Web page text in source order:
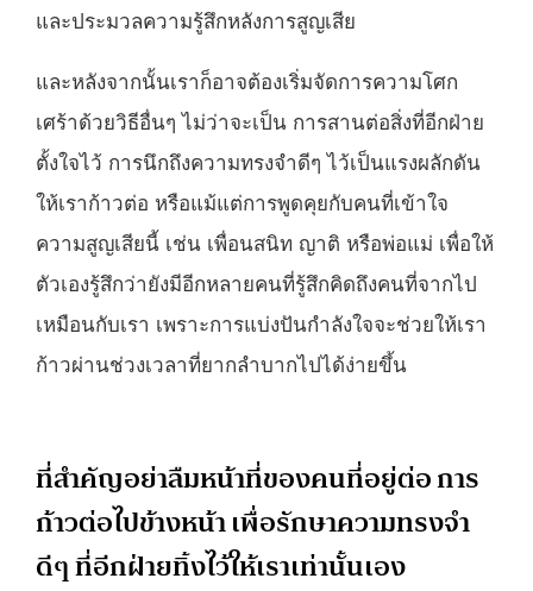
และประมวลความรู้สึกหลังการสูญเสีย
และหลังจากนั้นเราก็อาจต้องเริ่มจัดการความโศก
เศร้าด้วยวิธีอื่นๆ ไม่ว่าจะเป็น การสานต่อสิ่งที่อีกฝ่าย
ตั้งใจไว้ การนึกถึงความทรงจำดีๆ ไว้เป็นแรงผลักดัน
ให้เราก้าวต่อ หรือแม้แต่การพูดคุยกับคนที่เข้าใจ
ความสูญเสียนี้ เช่น เพื่อนสนิท ญาติ หรือพ่อแม่ เพื่อให้
ตัวเองรู้สึกว่ายังมีอีกหลายคนที่รู้สึกคิดถึงคนที่จากไป
เหมือนกับเรา เพราะการแบ่งปันกำลังใจจะช่วยให้เรา
ก้าวผ่านช่วงเวลาที่ยากลำบากไปได้ง่ายขึ้น
ที่สำคัญอย่าลืมหน้าที่ของคนที่อยู่ต่อ การ
ก้าวต่อไปข้างหน้า เพื่อรักษาความทรงจำ
ดีๆ ที่อีกฝ่ายทิ้งไว้ให้เราเท่านั้นเอง